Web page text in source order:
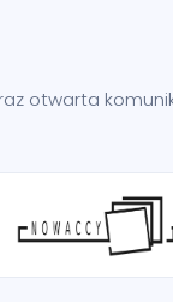
otwarta